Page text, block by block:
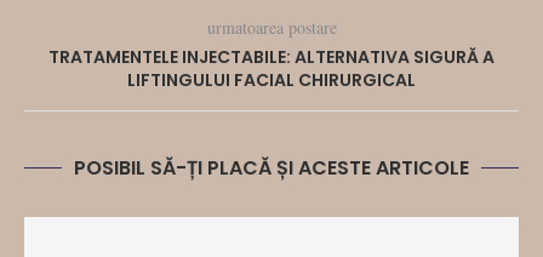
urmatoarea postare
TRATAMENTELE INJECTABILE: ALTERNATIVA SIGURĂ A
LIFTINGULUI FACIAL CHIRURGICAL
POSIBIL SĂ-ȚI PLACĂ ȘI ACESTE ARTICOLE